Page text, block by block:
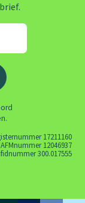
17211160
AFMnummer 12046937
300.017555